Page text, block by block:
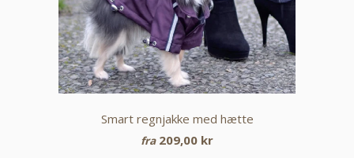
Smart regnjakke med hætte
fra 209,00 kr